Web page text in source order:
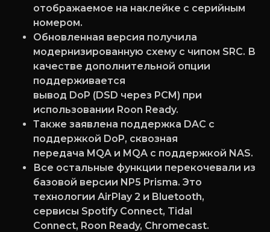
отображаемое на наклейке с серийным
номером.
Обновленная версия получила
модернизированную схему с чипом SRC. В
качестве дополнительной опции
поддерживается
вывод DoP (DSD через PCM) при
использовании Roon Ready.
Также заявлена поддержка DAC с
поддержкой DoP, сквозная
передача MQA и MQA с поддержкой NAS.
Все остальные функции перекочевали из
базовой версии NP5 Prisma. Это
технологии AirPlay 2 и Bluetooth,
сервисы Spotify Connect, Tidal
Connect, Roon Ready, Chromecast.